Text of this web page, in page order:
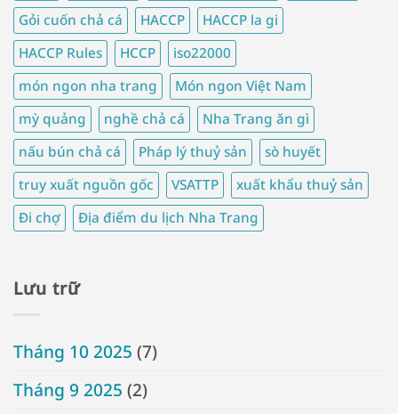
Gỏi cuốn chả cá
HACCP
HACCP la gi
HACCP Rules
HCCP
iso22000
món ngon nha trang
Món ngon Việt Nam
mỳ quảng
nghề chả cá
Nha Trang ăn gì
nấu bún chả cá
Pháp lý thuỷ sản
sò huyết
truy xuất nguồn gốc
VSATTP
xuất khẩu thuỷ sản
Đi chợ
Địa điểm du lịch Nha Trang
Lưu trữ
Tháng 10 2025 (7)
Tháng 9 2025 (2)